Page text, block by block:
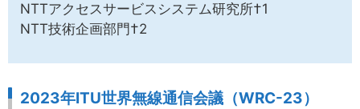
NTTアクセスサービスシステム研究所†1
NTT技術企画部門†2
2023年ITU世界無線通信会議（WRC-23）